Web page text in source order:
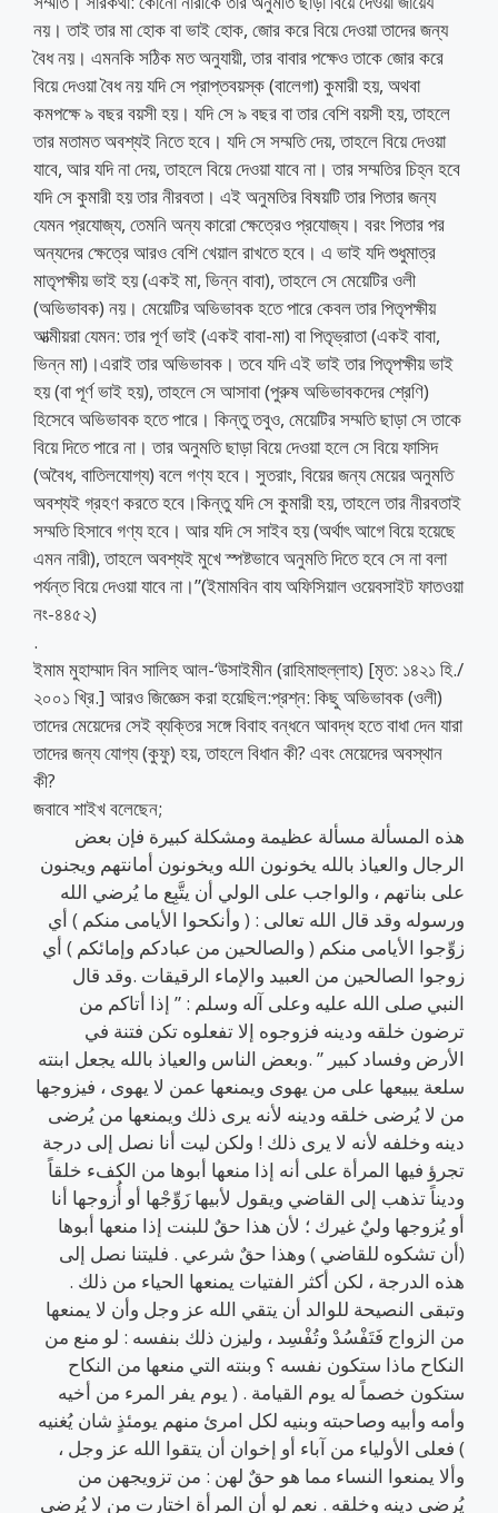
নয়। তাই তার মা হোক বা ভাই হোক, জোর করে বিয়ে দেওয়া তাদের জন্য
বৈধ নয়। এমনকি সঠিক মত অনুযায়ী, তার বাবার পক্ষেও তাকে জোর করে
বিয়ে দেওয়া বৈধ নয় যদি সে প্রাপ্তবয়স্ক (বালেগা) কুমারী হয়, অথবা
কমপক্ষে ৯ বছর বয়সী হয়। যদি সে ৯ বছর বা তার বেশি বয়সী হয়, তাহলে
তার মতামত অবশ্যই নিতে হবে। যদি সে সম্মতি দেয়, তাহলে বিয়ে দেওয়া
যাবে, আর যদি না দেয়, তাহলে বিয়ে দেওয়া যাবে না। তার সম্মতির চিহ্ন হবে
যদি সে কুমারী হয় তার নীরবতা। এই অনুমতির বিষয়টি তার পিতার জন্য
যেমন প্রযোজ্য, তেমনি অন্য কারো ক্ষেত্রেও প্রযোজ্য। বরং পিতার পর
অন্যদের ক্ষেত্রে আরও বেশি খেয়াল রাখতে হবে। এ ভাই যদি শুধুমাত্র
মাতৃপক্ষীয় ভাই হয় (একই মা, ভিন্ন বাবা), তাহলে সে মেয়েটির ওলী
(অভিভাবক) নয়। মেয়েটির অভিভাবক হতে পারে কেবল তার পিতৃপক্ষীয়
আত্মীয়রা যেমন: তার পূর্ণ ভাই (একই বাবা-মা) বা পিতৃভ্রাতা (একই বাবা,
ভিন্ন মা)।এরাই তার অভিভাবক। তবে যদি এই ভাই তার পিতৃপক্ষীয় ভাই
হয় (বা পূর্ণ ভাই হয়), তাহলে সে আসাবা (পুরুষ অভিভাবকদের শ্রেণি)
হিসেবে অভিভাবক হতে পারে। কিন্তু তবুও, মেয়েটির সম্মতি ছাড়া সে তাকে
বিয়ে দিতে পারে না। তার অনুমতি ছাড়া বিয়ে দেওয়া হলে সে বিয়ে ফাসিদ
(অবৈধ, বাতিলযোগ্য) বলে গণ্য হবে। সুতরাং, বিয়ের জন্য মেয়ের অনুমতি
অবশ্যই গ্রহণ করতে হবে।কিন্তু যদি সে কুমারী হয়, তাহলে তার নীরবতাই
সম্মতি হিসাবে গণ্য হবে। আর যদি সে সাইব হয় (অর্থাৎ আগে বিয়ে হয়েছে
এমন নারী), তাহলে অবশ্যই মুখে স্পষ্টভাবে অনুমতি দিতে হবে সে না বলা
পর্যন্ত বিয়ে দেওয়া যাবে না।”(ইমামবিন বায অফিসিয়াল ওয়েবসাইট ফাতওয়া
নং-৪৪৫২)
.
ইমাম মুহাম্মাদ বিন সালিহ আল-‘উসাইমীন (রাহিমাহুল্লাহ) [মৃত: ১৪২১ হি./
২০০১ খ্রি.] আরও জিজ্ঞেস করা হয়েছিল:প্রশ্ন: কিছু অভিভাবক (ওলী)
তাদের মেয়েদের সেই ব্যক্তির সঙ্গে বিবাহ বন্ধনে আবদ্ধ হতে বাধা দেন যারা
তাদের জন্য যোগ্য (কুফু) হয়, তাহলে বিধান কী? এবং মেয়েদের অবস্থান
কী?
জবাবে শাইখ বলেছেন;
هذه المسألة مسألة عظيمة ومشكلة كبيرة فإن بعض
الرجال والعياذ بالله يخونون الله ويخونون أمانتهم ويجنون
على بناتهم ، والواجب على الولي أن يتَّبِع ما يُرضي الله
ورسوله وقد قال الله تعالى : ( وأنكحوا الأيامى منكم ) أي
زوِّجوا الأيامى منكم ( والصالحين من عبادكم وإمائكم ) أي
زوجوا الصالحين من العبيد والإماء الرقيقات .وقد قال
النبي صلى الله عليه وعلى آله وسلم : ” إذا أتاكم من
ترضون خلقه ودينه فزوجوه إلا تفعلوه تكن فتنة في
الأرض وفساد كبير ” .وبعض الناس والعياذ بالله يجعل ابنته
سلعة يبيعها على من يهوى ويمنعها عمن لا يهوى ، فيزوجها
من لا يُرضى خلقه ودينه لأنه يرى ذلك ويمنعها من يُرضى
دينه وخلفه لأنه لا يرى ذلك ! ولكن ليت أنا نصل إلى درجة
تجرؤ فيها المرأة على أنه إذا منعها أبوها من الكفء خلقاً
وديناً تذهب إلى القاضي ويقول لأبيها زَوِّجْها أو أُزوجها أنا
أو يُزوجها وليٌ غيرك ؛ لأن هذا حقٌ للبنت إذا منعها أبوها
(أن تشكوه للقاضي ) وهذا حقٌ شرعي . فليتنا نصل إلى
هذه الدرجة ، لكن أكثر الفتيات يمنعها الحياء من ذلك .
وتبقى النصيحة للوالد أن يتقي الله عز وجل وأن لا يمنعها
من الزواج فَتَفْسُدْ وتُفْسِد ، وليزن ذلك بنفسه : لو منع من
النكاح ماذا ستكون نفسه ؟ وبنته التي منعها من النكاح
ستكون خصماً له يوم القيامة . ( يوم يفر المرء من أخيه
وأمه وأبيه وصاحبته وبنيه لكل امرئ منهم يومئذٍ شان يُغنيه
) فعلى الأولياء من آباء أو إخوان أن يتقوا الله عز وجل ،
وألا يمنعوا النساء مما هو حقٌ لهن : من تزويجهن من
يُرضى دينه وخلقه . نعم لو أن المرأة اختارت من لا يُرضى